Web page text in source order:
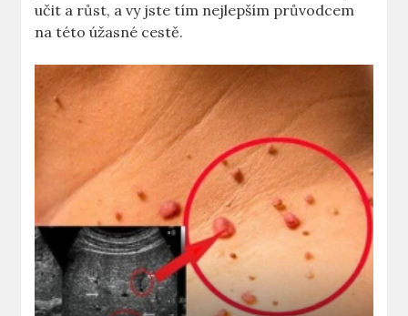
učit a růst, a vy jste tím nejlepším průvodcem
na této úžasné cestě.